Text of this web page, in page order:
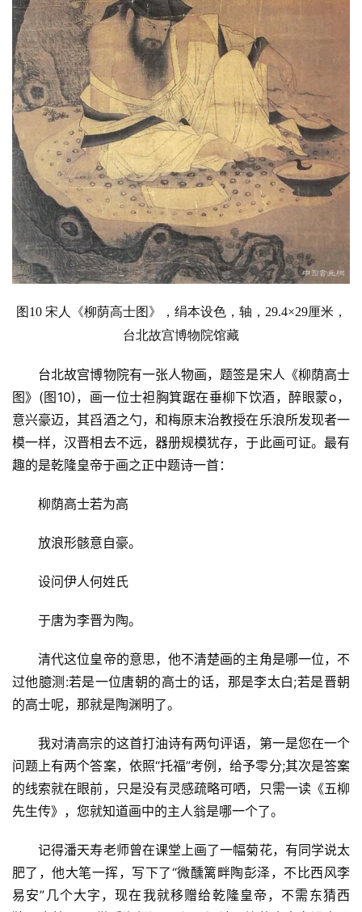
图10 宋人 《柳荫高士图》， 绢本设色，轴，29.4×29厘米，
台北故宫博物院馆藏
台北故宫博物院有一张人物画，题签是宋人《柳荫高士
图》(图10)，画一位士袒胸箕踞在垂柳下饮酒，醉眼蒙o，
意兴豪迈，其舀酒之勺，和梅原末治教授在乐浪所发现者一
模一样，汉晋相去不远，器册规模犹存，于此画可证。最有
趣的是乾隆皇帝于画之正中题诗一首：
柳荫高士若为高
放浪形骸意自豪。
设问伊人何姓氏
于唐为李晋为陶。
清代这位皇帝的意思，他不清楚画的主角是哪一位，不
过他臆测:若是一位唐朝的高士的话，那是李太白;若是晋朝
的高士呢，那就是陶渊明了。
我对清高宗的这首打油诗有两句评语，第一是您在一个
问题上有两个答案，依照“托福”考例，给予零分;其次是答案
的线索就在眼前，只是没有灵感疏略可哂，只需一读《五柳
先生传》，您就知道画中的主人翁是哪一个了。
记得潘天寿老师曾在课堂上画了一幅菊花，有同学说太
肥了，他大笔一挥，写下了“微醺篱畔陶彭泽，不比西风李
易安”几个大字，现在我就移赠给乾隆皇帝，不需东猜西